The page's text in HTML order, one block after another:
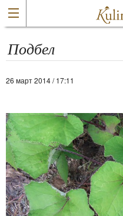
Подбел
26 март 2014 / 17:11